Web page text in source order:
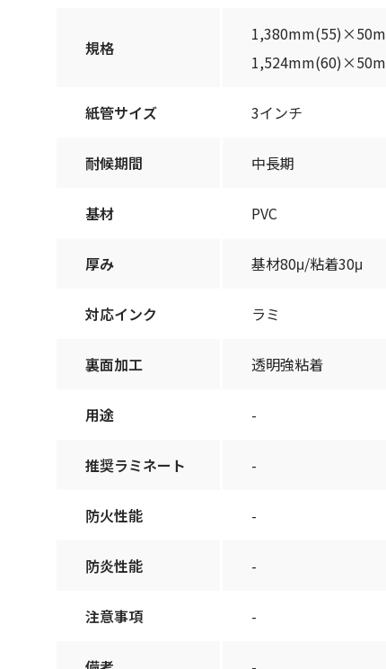
規格
1,380mm(55)×50m
1,524mm(60)×50m
紙管サイズ 3インチ
耐候期間 中長期
基材 PVC
厚み 基材80μ/粘着30μ
対応インク ラミ
裏面加工 透明強粘着
用途 -
推奨ラミネート -
防火性能 -
防炎性能 -
注意事項 -